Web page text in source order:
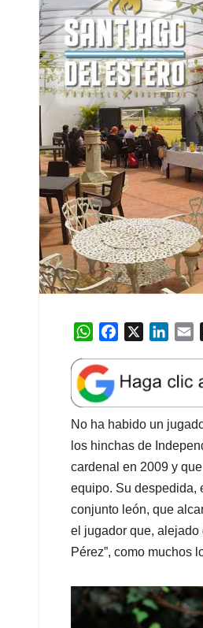
W
a
t
s
A
p
p
e
b
o
o
k
k
e
d
I
n
l
No ha habido un
los hinchas de
cardenal en 2009 y
equipo. Su despedida,
conjunto león, que
el jugador que, alejado
Pérez”, como muchos